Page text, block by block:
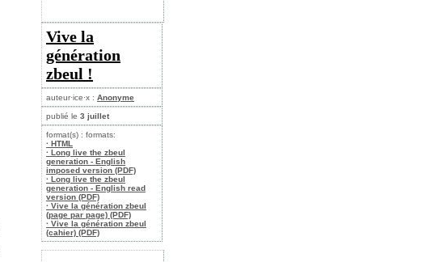
Vive la
génération
zbeul !
auteur·ice·x : Anonyme
publié le 3 juillet
format(s) : formats:
· HTML
· Long live the zbeul
generation - English
imposed version (PDF)
· Long live the zbeul
generation - English read
version (PDF)
· Vive la génération zbeul
(page par page) (PDF)
· Vive la génération zbeul
(cahier) (PDF)